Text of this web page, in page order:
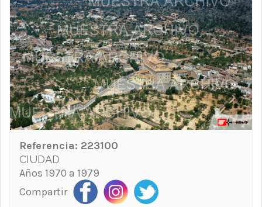
Referencia: 223100
CIUDAD
Años 1970 a 1979
Compartir